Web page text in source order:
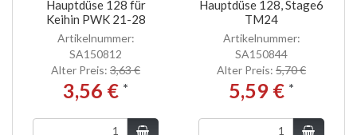
Hauptdüse 128 für
Keihin PWK 21-28
Artikelnummer:
SA150812
Alter Preis: 3,63 €
3,56 € *
Hauptdüse 128, Stage6
TM24
Artikelnummer:
SA150844
Alter Preis: 5,70 €
5,59 € *